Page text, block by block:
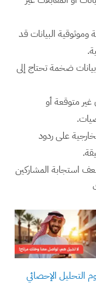
البيانات قد
ضخمة تحتاج إلى
متوقعة أو
على ردود
استجابة المشاركين
التحليل الإحصائي